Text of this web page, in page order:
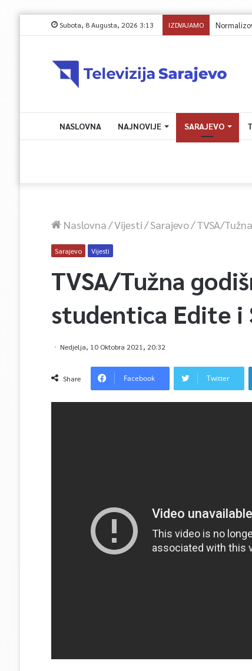
Subota, 8 Augusta, 2026 3:13 IZDVAJAMO
NASLOVNA NAJNOVIJE SARAJEVO
Naslovna/Vijesti/Sarajevo/TVSA/
Sarajevo Vijesti
TVSA/Tužna
studentica Edite i
Nedjelja, 10 Oktobra 2021, 20:32
Share Facebook Twitter